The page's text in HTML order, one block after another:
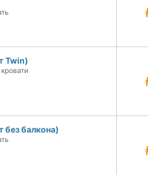
Twin)
без балкона)